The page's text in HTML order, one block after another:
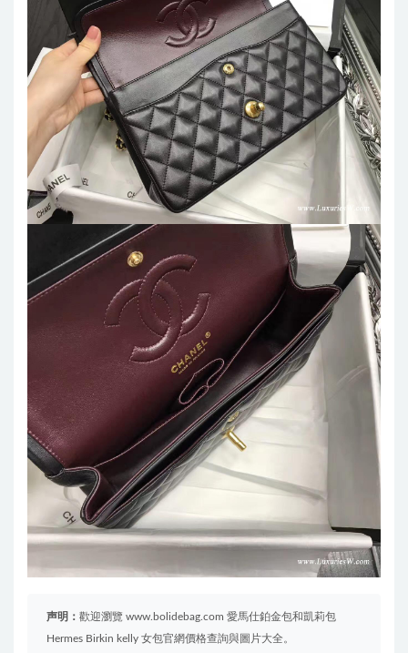
声明： 歡迎瀏覽 www.bolidebag.com 愛馬仕鉑金包和凱莉包
Hermes Birkin kelly 女包官網價格查詢與圖片大全。